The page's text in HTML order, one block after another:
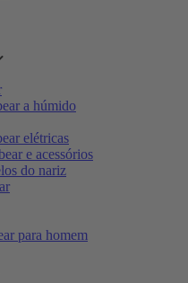
a húmido
elétricas
e acessórios
do nariz
para homem